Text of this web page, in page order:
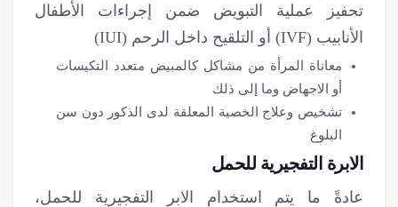
تحفيز عملية التبويض ضمن إجراءات الأطفال
الأنابيب (IVF) أو التلقيح داخل الرحم (IUI)
معاناة المرأة من مشاکل کالمبیض متعدد التکیسات
أو الاجهاض وما إلى ذلك
تشخیص وعلاج الخصیة المعلقة لدى الذكور دون سن
البلوغ
الابرة التفجيرية للحمل
عادةً ما يتم استخدام الابر التفجيرية للحمل،